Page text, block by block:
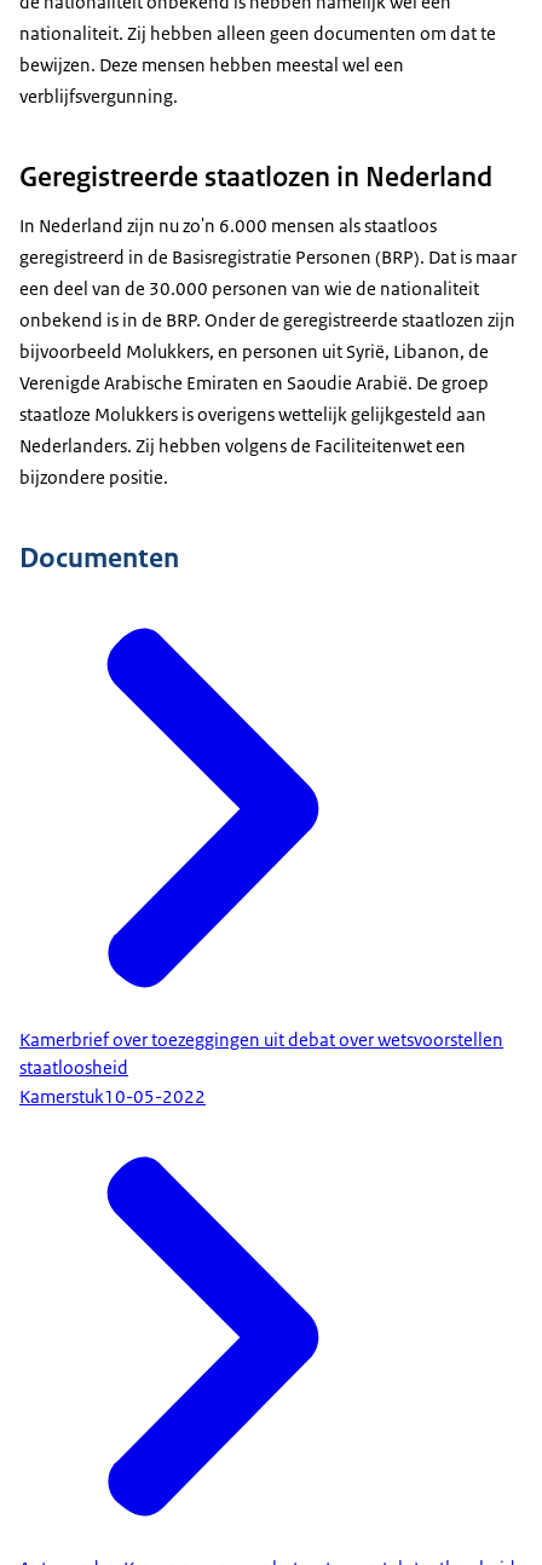
nationaliteit. Zij hebben alleen geen documenten om dat te
bewijzen. Deze mensen hebben meestal wel een
verblijfsvergunning.
Geregistreerde staatlozen in Nederland
In Nederland zijn nu zo'n 6.000 mensen als staatloos
geregistreerd in de Basisregistratie Personen (BRP). Dat is maar
een deel van de 30.000 personen van wie de nationaliteit
onbekend is in de BRP. Onder de geregistreerde staatlozen zijn
bijvoorbeeld Molukkers, en personen uit Syrië, Libanon, de
Verenigde Arabische Emiraten en Saoudie Arabië. De groep
staatloze Molukkers is overigens wettelijk gelijkgesteld aan
Nederlanders. Zij hebben volgens de Faciliteitenwet een
bijzondere positie.
Documenten
Kamerbrief over toezeggingen uit debat over wetsvoorstellen
staatloosheid
Kamerstuk10-05-2022